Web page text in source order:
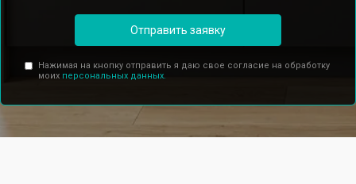
Отправить заявку
Нажимая на кнопку отправить я даю свое согласие на обработку
моих персональных данных.